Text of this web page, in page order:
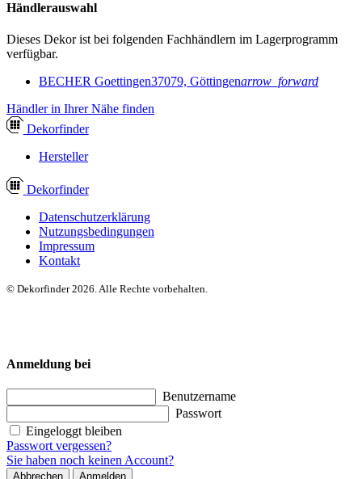
Händlerauswahl
Dieses Dekor ist bei folgenden Fachhändlern im Lagerprogramm
verfügbar.
BECHER Goettingen37079, Göttingenarrow_forward
Händler in Ihrer Nähe finden
Dekorfinder
Hersteller
Dekorfinder
Datenschutzerklärung
Nutzungsbedingungen
Impressum
Kontakt
© Dekorfinder 2026. Alle Rechte vorbehalten.
Anmeldung bei
Benutzername
Passwort
Eingeloggt bleiben
Passwort vergessen?
Sie haben noch keinen Account?
Abbrechen Anmelden